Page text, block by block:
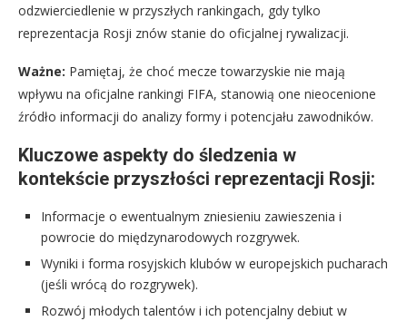
odzwierciedlenie w przyszłych rankingach, gdy tylko
reprezentacja Rosji znów stanie do oficjalnej rywalizacji.
Ważne: Pamiętaj, że choć mecze towarzyskie nie mają
wpływu na oficjalne rankingi FIFA, stanowią one nieocenione
źródło informacji do analizy formy i potencjału zawodników.
Kluczowe aspekty do śledzenia w
kontekście przyszłości reprezentacji Rosji:
Informacje o ewentualnym zniesieniu zawieszenia i
powrocie do międzynarodowych rozgrywek.
Wyniki i forma rosyjskich klubów w europejskich pucharach
(jeśli wrócą do rozgrywek).
Rozwój młodych talentów i ich potencjalny debiut w